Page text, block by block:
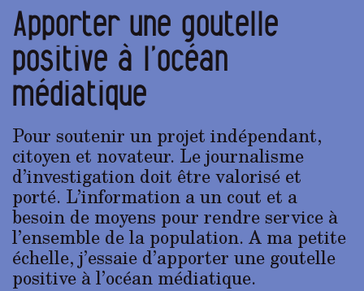
Apporter une goutelle
positive à l’océan
médiatique
Pour soutenir un projet indépendant,
citoyen et novateur. Le journalisme
d’investigation doit être valorisé et
porté. L’information a un cout et a
besoin de moyens pour rendre service à
l’ensemble de la population. A ma petite
échelle, j’essaie d’apporter une goutelle
positive à l’océan médiatique.